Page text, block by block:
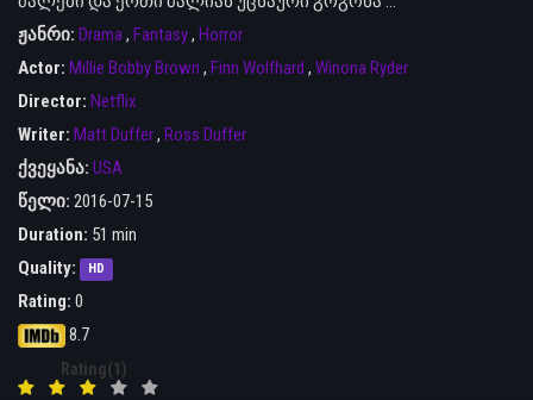
ჟანრი: Drama , Fantasy, Horror
Actor: Millie Bobby Brown , Finn Wolfhard , Winona Ryder
Director: Netflix
Writer: Matt Duffer, Ross Duffer
ქვეყანა: USA
წელი: 2016-07-15
Duration: 51 min
Quality:
HD
Rating: 0
8.7
Rating(1)